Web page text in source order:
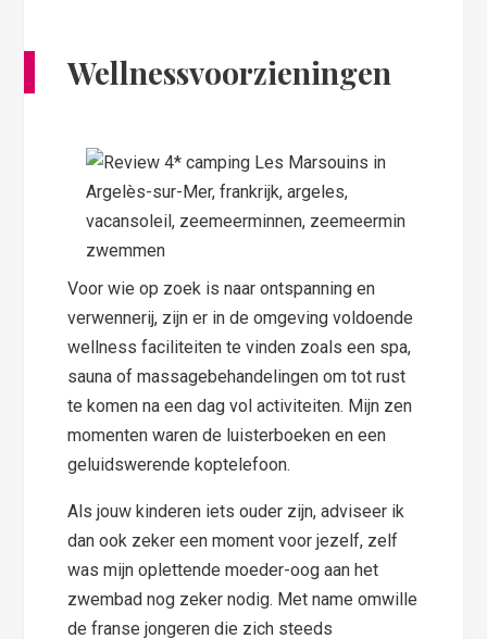
Wellnessvoorzieningen
Voor wie op zoek is naar ontspanning en
verwennerij, zijn er in de omgeving voldoende
wellness faciliteiten te vinden zoals een spa,
sauna of massagebehandelingen om tot rust
te komen na een dag vol activiteiten. Mijn zen
momenten waren de luisterboeken en een
geluidswerende koptelefoon.
Als jouw kinderen iets ouder zijn, adviseer ik
dan ook zeker een moment voor jezelf, zelf
was mijn oplettende moeder-oog aan het
zwembad nog zeker nodig. Met name omwille
de franse jongeren die zich steeds